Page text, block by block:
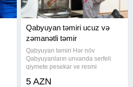
Qabyuyan təmiri ucuz və
zəmanətli təmir
Qabyuyan təmiri Hər növ
Qabyuyanların unvanda serfeli
qiymete pesekar ve resmi
Unvanda temir Ucuz ve etibarlı
5 AZN